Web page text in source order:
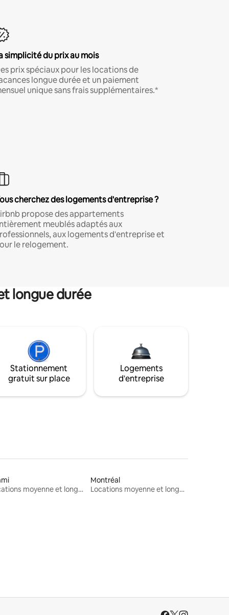
simplicité du prix au mois
prix spéciaux pour les locations de
longue durée et un paiement
unique sans frais supplémentaires.*
cherchez des logements d'entreprise ?
propose des appartements
meublés adaptés aux
aux logements d'entreprise et
le relogement.
longue durée
Stationnement
gratuit sur place
Logements
d'entreprise
Locations moyenne et longue durée
Montréal
Locations moyenne et longue durée